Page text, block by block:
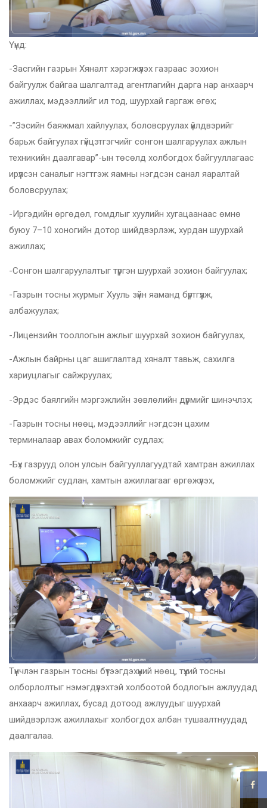
Үүнд:
-Засгийн газрын Хяналт хэрэгжүүлэх газраас зохион
байгуулж байгаа шалгалтад агентлагийн дарга нар анхаарч
ажиллах, мэдээллийг ил тод, шуурхай гаргаж өгөх;
-”Зэсийн баяжмал хайлуулах, боловсруулах үйлдвэрийг
барьж байгуулах гүйцэтгэгчийг сонгон шалгаруулах ажлын
техникийн даалгавар”-ын төсөлд холбогдох байгууллагаас
ирүүлсэн саналыг нэгтгэж яамны нэгдсэн санал яаралтай
боловсруулах;
-Иргэдийн өргөдөл, гомдлыг хуулийн хугацаанаас өмнө
буюу 7–10 хоногийн дотор шийдвэрлэж, хурдан шуурхай
ажиллах;
-Сонгон шалгаруулалтыг түргэн шуурхай зохион байгуулах;
-Газрын тосны журмыг Хууль зүйн яаманд бүртгүүлж,
албажуулах;
-Лицензийн тооллогын ажлыг шуурхай зохион байгуулах,
-Ажлын байрны цаг ашиглалтад хяналт тавьж, сахилга
хариуцлагыг сайжруулах;
-Эрдэс баялгийн мэргэжлийн зөвлөлийн дүрмийг шинэчлэх;
-Газрын тосны нөөц, мэдээллийг нэгдсэн цахим
терминалаар авах боломжийг судлах;
-Бүх газрууд олон улсын байгууллагуудтай хамтран ажиллах
боломжийг судлан, хамтын ажиллагааг өргөжүүлэх,
Түүнчлэн газрын тосны бүтээгдэхүүний нөөц, түүхий тосны
олборлолтыг нэмэгдүүлэхтэй холбоотой бодлогын ажлуудад
анхаарч ажиллах, бусад дотоод ажлуудыг шуурхай
шийдвэрлэж ажиллахыг холбогдох албан тушаалтнуудад
даалгалаа.